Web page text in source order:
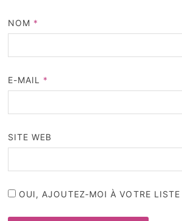
NOM *
E-MAIL *
SITE WEB
OUI, AJOUTEZ-MOI À VOTRE LISTE